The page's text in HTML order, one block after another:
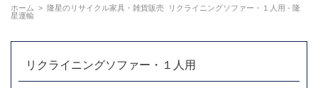
ホーム > 隆星のリサイクル家具・雑貨販売
リクライニングソファー・１人用 - 隆
星運輸
リクライニングソファー・１人用